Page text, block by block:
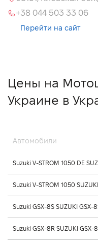
+38 044 503 33 06
Перейти на сайт
Цены на
Украине в
Автомобили